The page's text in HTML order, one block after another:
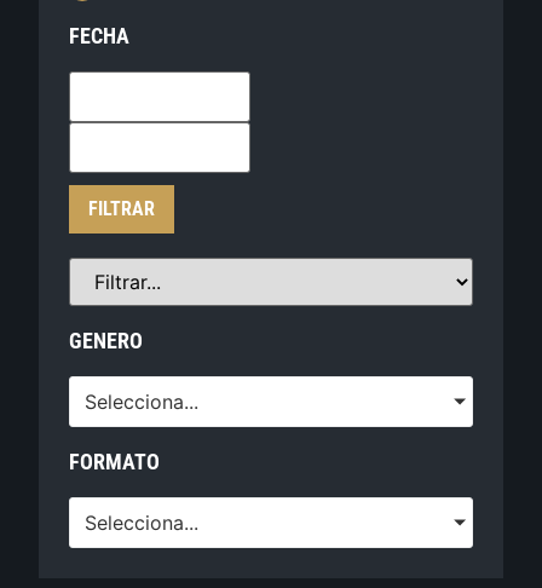
FECHA
FILTRAR
GENERO
Selecciona...
FORMATO
Selecciona...